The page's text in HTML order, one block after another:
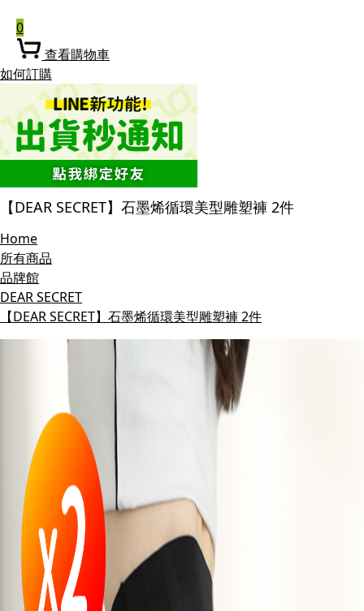
0
查看購物車
如何訂購
【DEAR SECRET】石墨烯循環美型雕塑褲 2件
Home
所有商品
品牌館
DEAR SECRET
【DEAR SECRET】石墨烯循環美型雕塑褲 2件